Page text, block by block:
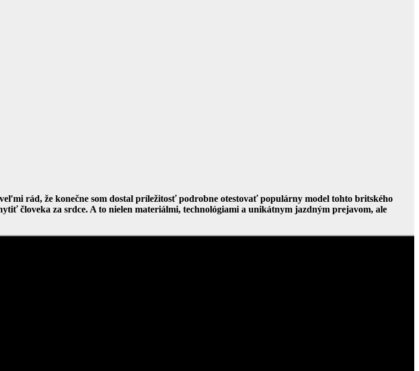
rád, že konečne som dostal príležitosť podrobne otestovať populárny model tohto britského
človeka za srdce. A to nielen materiálmi, technológiami a unikátnym jazdným prejavom, ale